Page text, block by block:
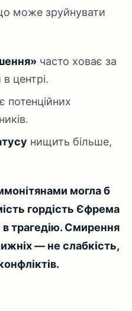
може зруйнувати
часто ховає за
центрі.
потенційних
нищить більше,
могла б
гордість Єфрема
трагедію. Смирення
— не слабкість,